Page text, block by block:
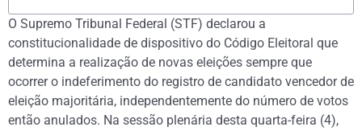
O Supremo Tribunal Federal (STF) declarou a
constitucionalidade de dispositivo do Código Eleitoral que
determina a realização de novas eleições sempre que
ocorrer o indeferimento do registro de candidato vencedor de
eleição majoritária, independentemente do número de votos
então anulados. Na sessão plenária desta quarta-feira (4),